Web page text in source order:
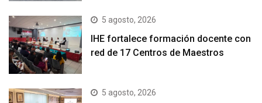
5 agosto, 2026
IHE fortalece formación docente con
red de 17 Centros de Maestros
5 agosto, 2026